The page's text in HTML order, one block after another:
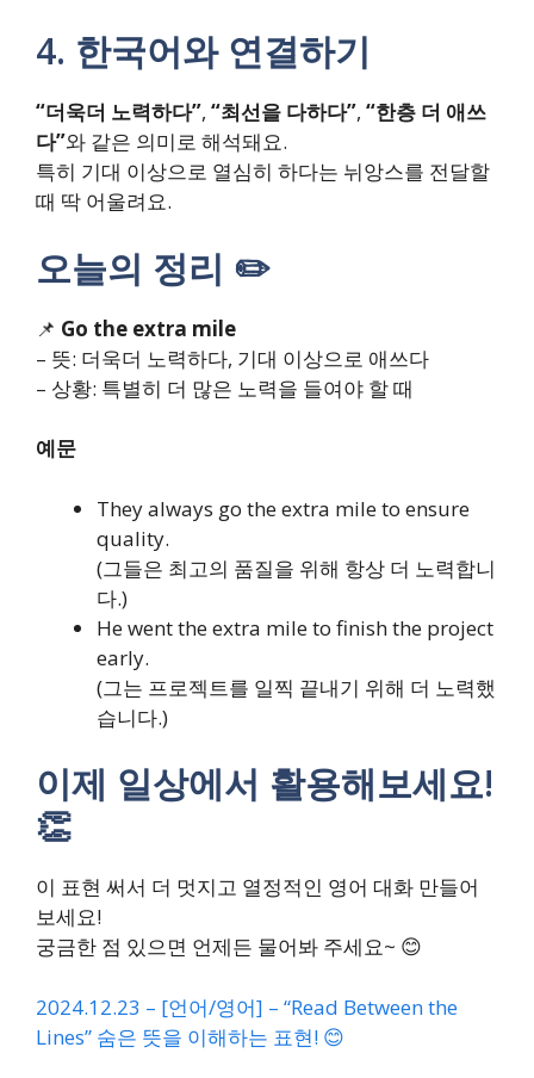
4. 한국어와 연결하기
“더욱더 노력하다”, “최선을 다하다”, “한층 더 애쓰
다”와 같은 의미로 해석돼요.
특히 기대 이상으로 열심히 하다는 뉘앙스를 전달할
때 딱 어울려요.
오늘의 정리 ✏️
📌 Go the extra mile
– 뜻: 더욱더 노력하다, 기대 이상으로 애쓰다
– 상황: 특별히 더 많은 노력을 들여야 할 때
예문
They always go the extra mile to ensure
quality.
(그들은 최고의 품질을 위해 항상 더 노력합니
다.)
He went the extra mile to finish the project
early.
(그는 프로젝트를 일찍 끝내기 위해 더 노력했
습니다.)
이제 일상에서 활용해보세요!
👏
이 표현 써서 더 멋지고 열정적인 영어 대화 만들어
보세요!
궁금한 점 있으면 언제든 물어봐 주세요~ 😊
2024.12.23 – [언어/영어] – “Read Between the
Lines” 숨은 뜻을 이해하는 표현! 😊